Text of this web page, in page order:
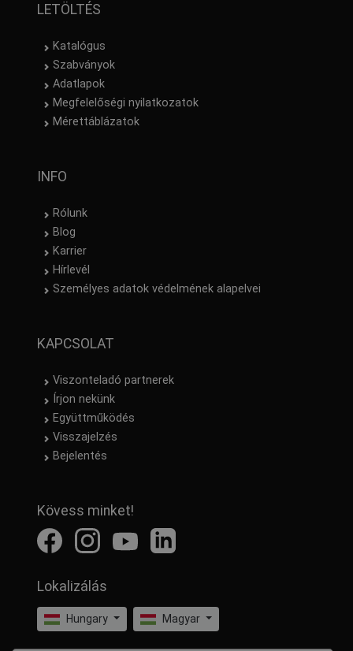
LETÖLTÉS
Katalógus
Szabványok
Adatlapok
Megfelelőségi nyilatkozatok
Mérettáblázatok
INFO
Rólunk
Blog
Karrier
Hírlevél
Személyes adatok védelmének alapelvei
KAPCSOLAT
Viszonteladó partnerek
Írjon nekünk
Együttműködés
Visszajelzés
Bejelentés
Kövess minket!
Lokalizálás
Hungary Magyar